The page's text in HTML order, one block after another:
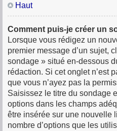
Haut
Comment puis-je créer un
Lorsque vous rédigez un
premier message d’un sujet,
sondage » situé en-dessous
rédaction. Si cet onglet n’est
que vous n’ayez pas la
Saisissez le titre du sondage
options dans les champs
être insérée sur une nouvelle
nombre d’options que les